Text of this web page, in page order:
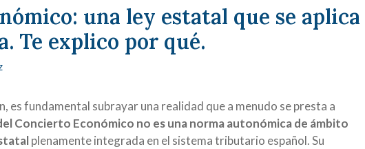
una ley estatal que se aplica
Te explico por qué.
es fundamental subrayar una realidad que a menudo se presta a
Concierto Económico no es una norma autonómica de ámbito
plenamente integrada en el sistema tributario español. Su